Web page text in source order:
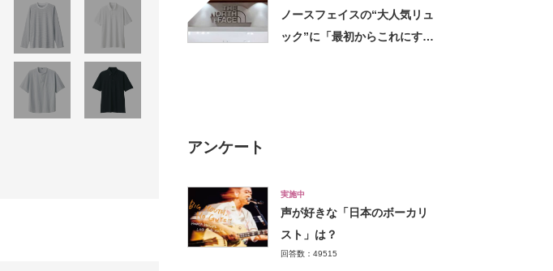
ノースフェイスの“大人気リュ
ック”に「最初からこれにすれ
アンケート
実施中
声が好きな「日本のボーカリ
スト」は？
回答数：49515